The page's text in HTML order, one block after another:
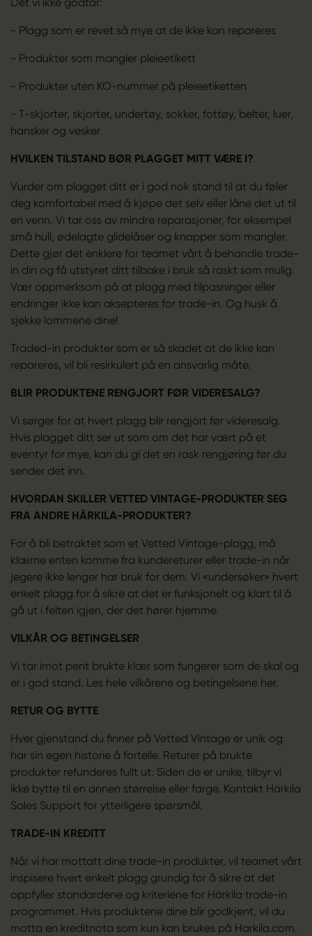
Det vi ikke godtar:
- Plagg som er revet så mye at de ikke kan repareres
- Produkter som mangler pleieetikett
- Produkter uten KO-nummer på pleieetiketten
- T-skjorter, skjorter, undertøy, sokker, fottøy, belter, luer,
hansker og vesker
HVILKEN TILSTAND BØR PLAGGET MITT VÆRE I?
Vurder om plagget ditt er i god nok stand til at du føler
deg komfortabel med å kjøpe det selv eller låne det ut til
en venn. Vi tar oss av mindre reparasjoner, for eksempel
små hull, ødelagte glidelåser og knapper som mangler.
Dette gjør det enklere for teamet vårt å behandle trade-
in din og få utstyret ditt tilbake i bruk så raskt som mulig.
Vær oppmerksom på at plagg med tilpasninger eller
endringer ikke kan aksepteres for trade-in. Og husk å
sjekke lommene dine!
Traded-in produkter som er så skadet at de ikke kan
repareres, vil bli resirkulert på en ansvarlig måte.
BLIR PRODUKTENE RENGJORT FØR VIDERESALG?
Vi sørger for at hvert plagg blir rengjort før videresalg.
Hvis plagget ditt ser ut som om det har vært på et
eventyr for mye, kan du gi det en rask rengjøring før du
sender det inn.
HVORDAN SKILLER VETTED VINTAGE-PRODUKTER SEG
FRA ANDRE HÄRKILA-PRODUKTER?
For å bli betraktet som et Vetted Vintage-plagg, må
klærne enten komme fra kundereturer eller trade-in når
jegere ikke lenger har bruk for dem. Vi «undersøker» hvert
enkelt plagg for å sikre at det er funksjonelt og klart til å
gå ut i felten igjen, der det hører hjemme.
VILKÅR OG BETINGELSER
Vi tar imot pent brukte klær som fungerer som de skal og
er i god stand. Les hele vilkårene og betingelsene her.
RETUR OG BYTTE
Hver gjenstand du finner på Vetted Vintage er unik og
har sin egen historie å fortelle. Returer på brukte
produkter refunderes fullt ut. Siden de er unike, tilbyr vi
ikke bytte til en annen størrelse eller farge. Kontakt Härkila
Sales Support for ytterligere spørsmål.
TRADE-IN KREDITT
Når vi har mottatt dine trade-in produkter, vil teamet vårt
inspisere hvert enkelt plagg grundig for å sikre at det
oppfyller standardene og kriteriene for Härkila trade-in
programmet. Hvis produktene dine blir godkjent, vil du
motta en kreditnota som kun kan brukes på Harkila.com.